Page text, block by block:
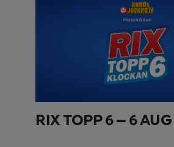
RIX TOPP 6 – 6 AUG